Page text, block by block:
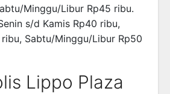
Minggu/Libur Rp45 ribu.
s/d Kamis Rp40 ribu,
Sabtu/Minggu/Libur Rp50
Lippo Plaza